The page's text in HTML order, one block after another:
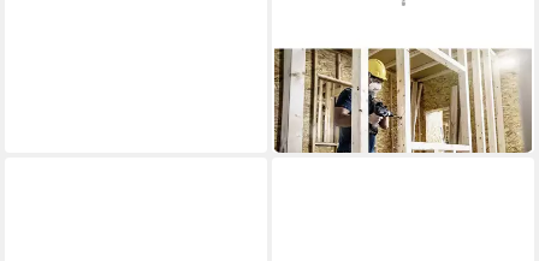
Holzbohrer Flachfräsbohrer,
22 x 400 mm 2608900348
15,89 €
in 3-4 Werktagen bei dir